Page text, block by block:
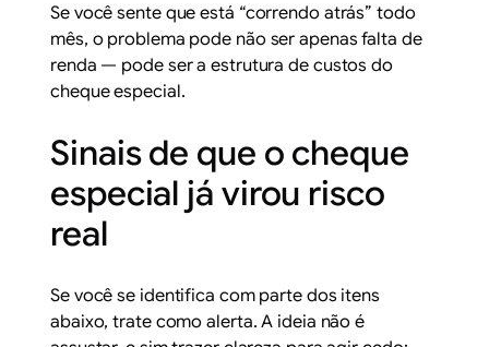
Se você sente que está “correndo atrás” todo
mês, o problema pode não ser apenas falta de
renda — pode ser a estrutura de custos do
cheque especial.
Sinais de que o cheque
especial já virou risco
real
Se você se identifica com parte dos itens
abaixo, trate como alerta. A ideia não é